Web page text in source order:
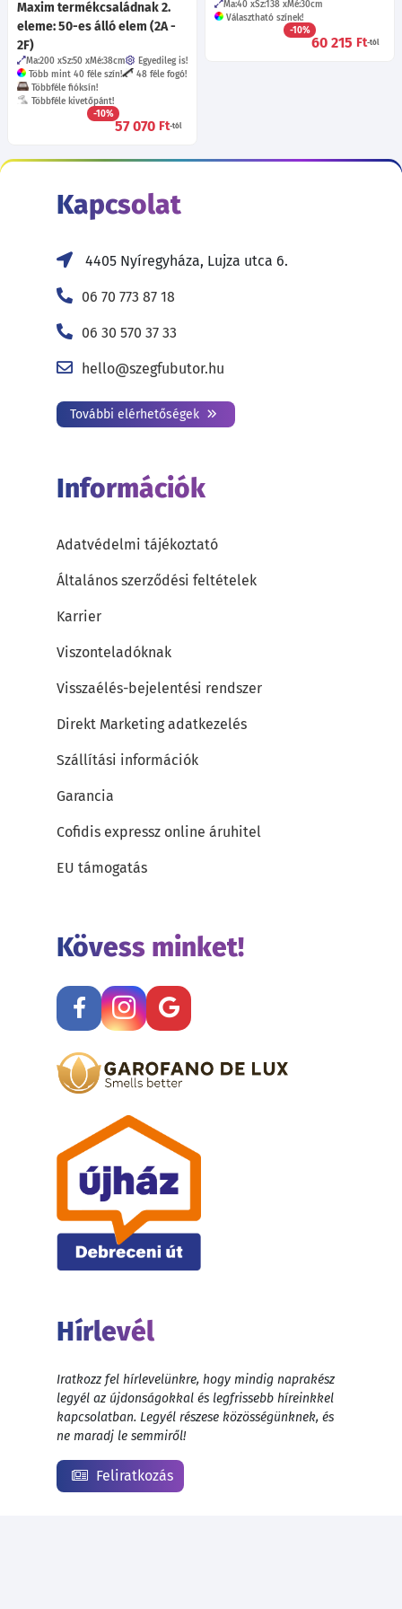
Ma:40 Sz:138 Mé:30cm
Választható színek!
-10%
60 215 Ft-tól
Maxim termékcsaládnak 2.
eleme: 50-es álló elem (2A -
2F)
Ma:200 Sz:50 Mé:38cm
Egyedileg is!
Több mint 40 féle szín!
48 féle fogó!
Többféle fióksín!
Többféle kivetőpánt!
-10%
57 070 Ft-tól
Kapcsolat
4405 Nyíregyháza, Lujza utca 6.
06 70 773 87 18
06 30 570 37 33
hello@szegfubutor.hu
További elérhetőségek
Információk
Adatvédelmi tájékoztató
Általános szerződési feltételek
Karrier
Viszonteladóknak
Visszaélés-bejelentési rendszer
Direkt Marketing adatkezelés
Szállítási információk
Garancia
Cofidis expressz online áruhitel
EU támogatás
Kövess minket!
Hírlevél
Iratkozz fel hírlevelünkre, hogy mindig naprakész
legyél az újdonságokkal és legfrissebb híreinkkel
kapcsolatban. Legyél részese közösségünknek, és
ne maradj le semmiről!
Feliratkozás